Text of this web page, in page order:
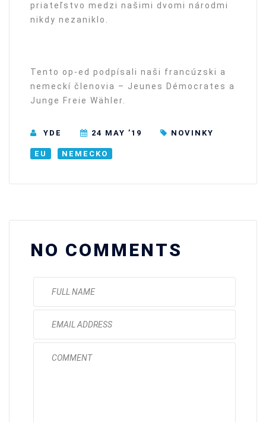
priateľstvo medzi našimi dvomi národmi
nikdy nezaniklo.
Tento op-ed podpísali naši francúzski a
nemeckí členovia – Jeunes Démocrates a
Junge Freie Wähler.
YDE 24 MAY ’19 NOVINKY
EU NEMECKO
NO COMMENTS